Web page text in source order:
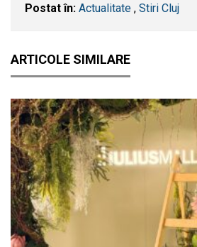
Postat în: Actualitate , Stiri Cluj
ARTICOLE SIMILARE